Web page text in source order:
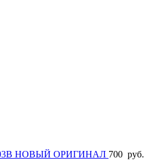
НОВЫЙ ОРИГИНАЛ 700 руб.